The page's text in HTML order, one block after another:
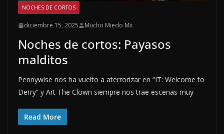
NOCHES DE CORTOS
diciembre 15, 2025 Mucho Miedo Mx
Noches de cortos: Payasos
malditos
Pennywise nos ha vuelto a aterrorizar en “IT: Welcome to
Derry” y Art The Clown siempre nos trae escenas muy
Read More